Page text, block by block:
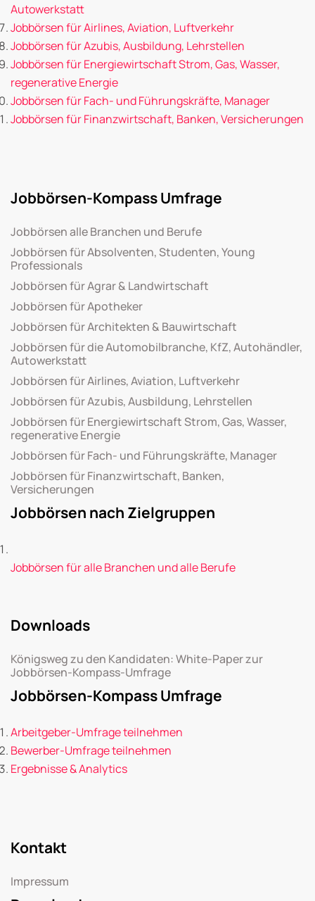
Autowerkstatt
Jobbörsen für Airlines, Aviation, Luftverkehr
Jobbörsen für Azubis, Ausbildung, Lehrstellen
Jobbörsen für Energiewirtschaft Strom, Gas, Wasser,
regenerative Energie
Jobbörsen für Fach- und Führungskräfte, Manager
Jobbörsen für Finanzwirtschaft, Banken, Versicherungen
Jobbörsen-Kompass Umfrage
Jobbörsen alle Branchen und Berufe
Jobbörsen für Absolventen, Studenten, Young
Professionals
Jobbörsen für Agrar & Landwirtschaft
Jobbörsen für Apotheker
Jobbörsen für Architekten & Bauwirtschaft
Jobbörsen für die Automobilbranche, KfZ, Autohändler,
Autowerkstatt
Jobbörsen für Airlines, Aviation, Luftverkehr
Jobbörsen für Azubis, Ausbildung, Lehrstellen
Jobbörsen für Energiewirtschaft Strom, Gas, Wasser,
regenerative Energie
Jobbörsen für Fach- und Führungskräfte, Manager
Jobbörsen für Finanzwirtschaft, Banken,
Versicherungen
Jobbörsen nach Zielgruppen
Jobbörsen für alle Branchen und alle Berufe
Downloads
Königsweg zu den Kandidaten: White-Paper zur
Jobbörsen-Kompass-Umfrage
Jobbörsen-Kompass Umfrage
Arbeitgeber-Umfrage teilnehmen
Bewerber-Umfrage teilnehmen
Ergebnisse & Analytics
Kontakt
Impressum